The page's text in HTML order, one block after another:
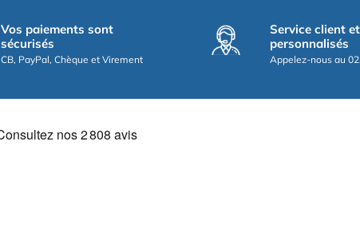
Vos paiements sont
sécurisés
CB, PayPal, Chèque et Virement
Service client
personnalisés
Appelez-nous au